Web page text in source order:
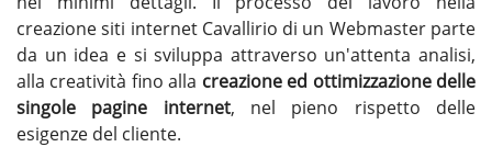
creazione siti internet Cavallirio di un Webmaster parte
da un idea e si sviluppa attraverso un'attenta analisi,
alla creatività fino alla creazione ed ottimizzazione delle
singole pagine internet, nel pieno rispetto delle
esigenze del cliente.